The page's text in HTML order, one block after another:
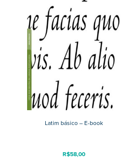
Latim básico – E-book
R$58,00